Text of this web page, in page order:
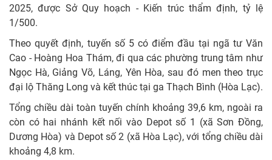
2025, được Sở Quy hoạch - Kiến trúc thẩm định, tỷ lệ
1/500.
Theo quyết định, tuyến số 5 có điểm đầu tại ngã tư Văn
Cao - Hoàng Hoa Thám, đi qua các phường trung tâm như
Ngọc Hà, Giảng Võ, Láng, Yên Hòa, sau đó men theo trục
đại lộ Thăng Long và kết thúc tại ga Thạch Bình (Hòa Lạc).
Tổng chiều dài toàn tuyến chính khoảng 39,6 km, ngoài ra
còn có hai nhánh kết nối vào Depot số 1 (xã Sơn Đồng,
Dương Hòa) và Depot số 2 (xã Hòa Lạc), với tổng chiều dài
khoảng 4,8 km.